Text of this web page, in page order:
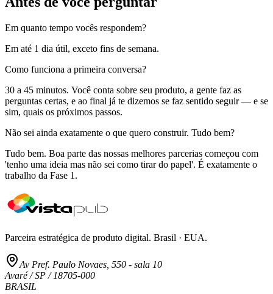
Em quanto tempo vocês respondem?
Em até 1 dia útil, exceto fins de semana.
Como funciona a primeira conversa?
30 a 45 minutos. Você conta sobre seu produto, a gente faz as
perguntas certas, e ao final já te dizemos se faz sentido seguir — e se
sim, quais os próximos passos.
Não sei ainda exatamente o que quero construir. Tudo bem?
Tudo bem. Boa parte das nossas melhores parcerias começou com
'tenho uma ideia mas não sei como tirar do papel'. É exatamente o
trabalho da Fase 1.
Parceira estratégica de produto digital. Brasil · EUA.
Av Pref. Paulo Novaes, 550 - sala 10
Avaré / SP / 18705-000
BRASIL